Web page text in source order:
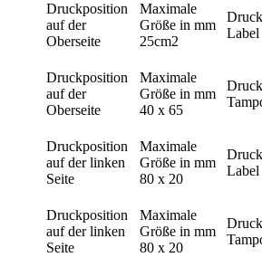
Druckposition
auf der
Oberseite
Maximale
Größe in mm
25cm2
Label
Druckposition
auf der
Oberseite
Maximale
Größe in mm
40 x 65
Druckposition
auf der linken
Seite
Maximale
Größe in mm
80 x 20
Label
Druckposition
auf der linken
Seite
Maximale
Größe in mm
80 x 20